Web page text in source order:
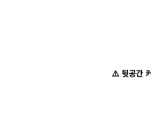
⚠️ 뒷공간